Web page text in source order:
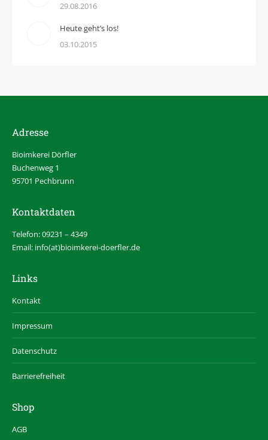
29.08.2016
Heute geht’s los!
03.10.2015
Adresse
Bioimkerei Dörfler
Buchenweg 1
95701 Pechbrunn
Kontaktdaten
Telefon: 09231 – 4349
Email: info(at)bioimkerei-doerfler.de
Links
Kontakt
Impressum
Datenschutz
Barrierefreiheit
Shop
AGB